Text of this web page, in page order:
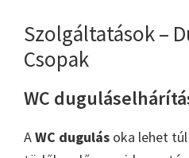
Szolgáltatások –
Csopak
WC
AWC dugulás oka lehet